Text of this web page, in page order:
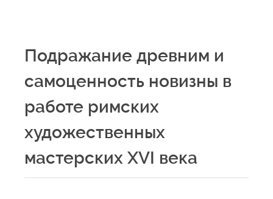
Подражание древним и
самоценность новизны в
работе римских
художественных
мастерских XVI века